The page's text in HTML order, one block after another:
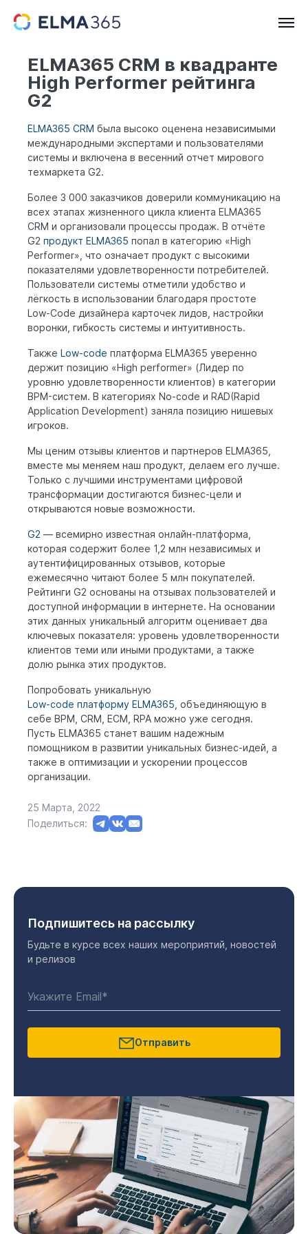
ELMA365 CRM в квадранте
High Performer рейтинга
G2
ELMA365 CRM была высоко оценена независимыми
международными экспертами и пользователями
системы и включена в весенний отчет мирового
техмаркета G2.
Более 3 000 заказчиков доверили коммуникацию на
всех этапах жизненного цикла клиента ELMA365
CRM и организовали процессы продаж. В отчёте
G2 продукт ELMA365 попал в категорию «High
Performer», что означает продукт с высокими
показателями удовлетворенности потребителей.
Пользователи системы отметили удобство и
лёгкость в использовании благодаря простоте
Low-Code дизайнера карточек лидов, настройки
воронки, гибкость системы и интуитивность.
Также Low-code платформа ELMA365 уверенно
держит позицию «High performer» (Лидер по
уровню удовлетворенности клиентов) в категории
BPM-систем. В категориях No-code и RAD(Rapid
Application Development) заняла позицию нишевых
игроков.
Мы ценим отзывы клиентов и партнеров ELMA365,
вместе мы меняем наш продукт, делаем его лучше.
Только с лучшими инструментами цифровой
трансформации достигаются бизнес-цели и
открываются новые возможности.
G2 — всемирно известная онлайн-платформа,
которая содержит более 1,2 млн независимых и
аутентифицированных отзывов, которые
ежемесячно читают более 5 млн покупателей.
Рейтинги G2 основаны на отзывах пользователей и
доступной информации в интернете. На основании
этих данных уникальный алгоритм оценивает два
ключевых показателя: уровень удовлетворенности
клиентов теми или иными продуктами, а также
долю рынка этих продуктов.
Попробовать уникальную
Low-code платформу ELMA365, объединяющую в
себе BPM, CRM, ECM, RPA можно уже сегодня.
Пусть ELMA365 станет вашим надежным
помощником в развитии уникальных бизнес-идей, а
также в оптимизации и ускорении процессов
организации.
25 Марта, 2022
Поделиться:
Подпишитесь на рассылку
Будьте в курсе всех наших мероприятий, новостей
и релизов
Отправить